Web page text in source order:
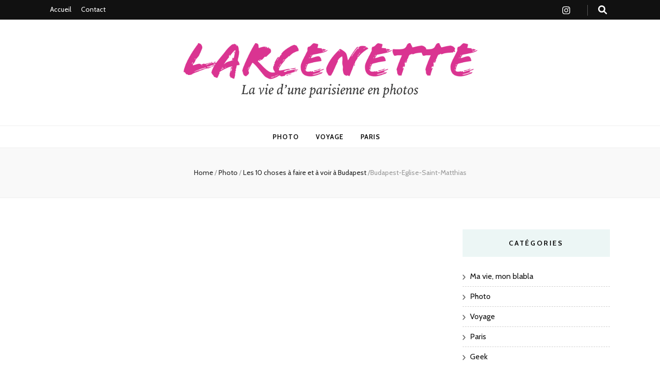
Accueil Contact
PHOTO VOYAGE PARIS
Home/Photo /Les 10 choses à faire et à voir à Budapest/Budapest-Eglise-Saint-Matthias
CATÉGORIES
Ma vie, mon blabla
Photo
Voyage
Paris
Geek